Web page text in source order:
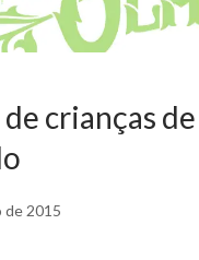
de crianças
de 2015